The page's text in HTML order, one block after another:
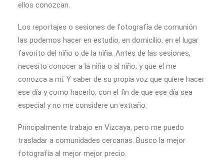
ellos conozcan.
Los reportajes o sesiones de fotografía de comunión
las podemos hacer en estudio, en domicilio, en el lugar
favorito del niño o de la niña. Antes de las sesiones,
necesito conocer a la niña o al niño, y que el me
conozca a mí. Y saber de su propia voz que quiere hacer
ese día y como hacerlo, con el fin de que ese día sea
especial y no me considere un extraño.
Principalmente trabajo en Vizcaya, pero me puedo
trasladar a comunidades cercanas. Busco la mejor
fotografía al mejor mejor precio.